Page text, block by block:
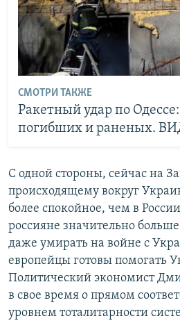
СМОТРИ ТАКЖЕ
Ракетный удар по
погибших и раненых.
С одной стороны, сейчас на
происходящему вокруг
более спокойное, чем в
россияне значительно
даже умирать на войне с
европейцы готовы помогать
Политический экономист
в свое время о прямом
уровнем тоталитарности